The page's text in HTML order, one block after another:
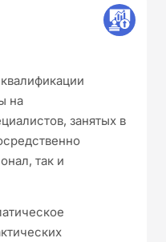
на
занятых в
так и